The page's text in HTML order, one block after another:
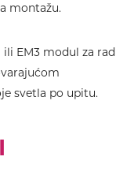
montažu.
ili EM3 modul za rad
svetla po upitu.